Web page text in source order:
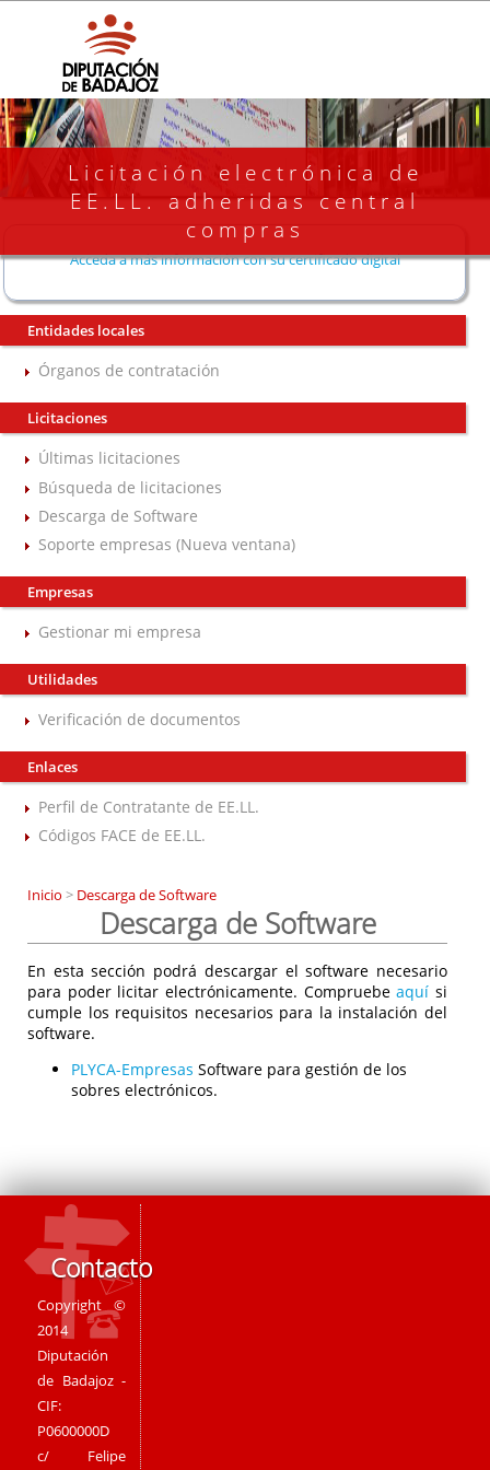
Licitación electrónica de
EE.LL. adheridas central
compras
Acceda a más información con su certificado digital
Entidades locales
Órganos de contratación
Licitaciones
Últimas licitaciones
Búsqueda de licitaciones
Descarga de Software
Soporte empresas (Nueva ventana)
Empresas
Gestionar mi empresa
Utilidades
Verificación de documentos
Enlaces
Perfil de Contratante de EE.LL.
Códigos FACE de EE.LL.
Inicio > Descarga de Software
Descarga de Software
En esta sección podrá descargar el software necesario
para poder licitar electrónicamente. Compruebeaquí si
cumple los requisitos necesarios para la instalación del
software.
PLYCA-Empresas Software para gestión de los
sobres electrónicos.
Contacto
Copyright ©
2014
Diputación
de Badajoz -
CIF:
P0600000D
c/ Felipe